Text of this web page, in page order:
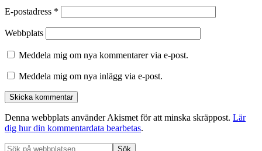
E-postadress *
Webbplats
Meddela mig om nya kommentarer via e-post.
Meddela mig om nya inlägg via e-post.
Denna webbplats använder Akismet för att minska skräppost. Lär
dig hur din kommentardata bearbetas.